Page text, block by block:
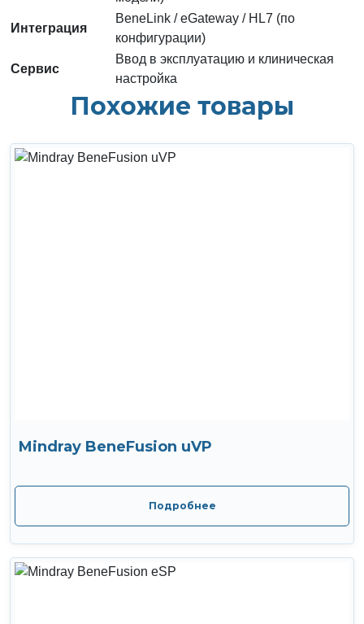
Интеграция
BeneLink / eGateway / HL7 (по
конфигурации)
Сервис
Ввод в эксплуатацию и клиническая
настройка
Похожие товары
Mindray BeneFusion uVP
Подробнее